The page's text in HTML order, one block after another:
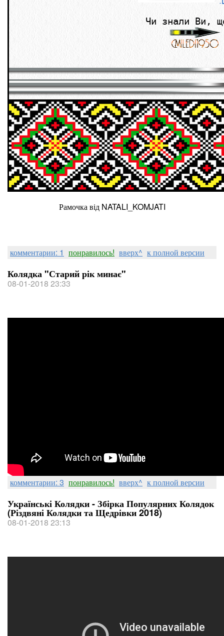
Чи знали Ви,
Рамочка від NATALI_KOMJATI
комментарии: 1 понравилось! вверх^ к полной версии
Колядка "Старий рік минає"
08-01-2018 23:33
комментарии: 3 понравилось! вверх^ к полной версии
Українські Колядки - Збірка Популярних Колядок
(Різдвяні Колядки та Щедрівки 2018)
08-01-2018 23:13